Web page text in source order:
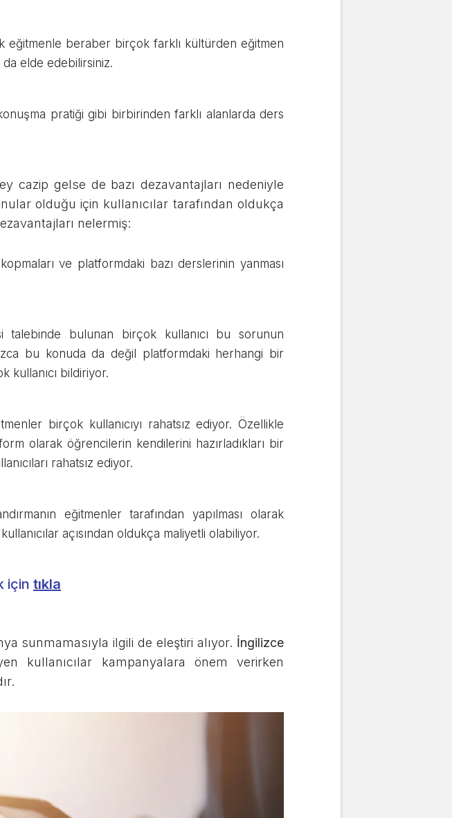
eğitmenle beraber birçok farklı kültürden eğitmen
elde edebilirsiniz.
pratiği gibi birbirinden farklı alanlarda ders
cazip gelse de bazı dezavantajları nedeniyle
olduğu için kullanıcılar tarafından oldukça
nelermiş:
ve platformdaki bazı derslerinin yanması
talebinde bulunan birçok kullanıcı bu sorunun
bu konuda da değil platformdaki herhangi bir
kullanıcı bildiriyor.
birçok kullanıcıyı rahatsız ediyor. Özellikle
olarak öğrencilerin kendilerini hazırladıkları bir
rahatsız ediyor.
eğitmenler tarafından yapılması olarak
açısından oldukça maliyetli olabiliyor.
için tıkla
sunmamasıyla ilgili de eleştiri alıyor. İngilizce
kullanıcılar kampanyalara önem verirken